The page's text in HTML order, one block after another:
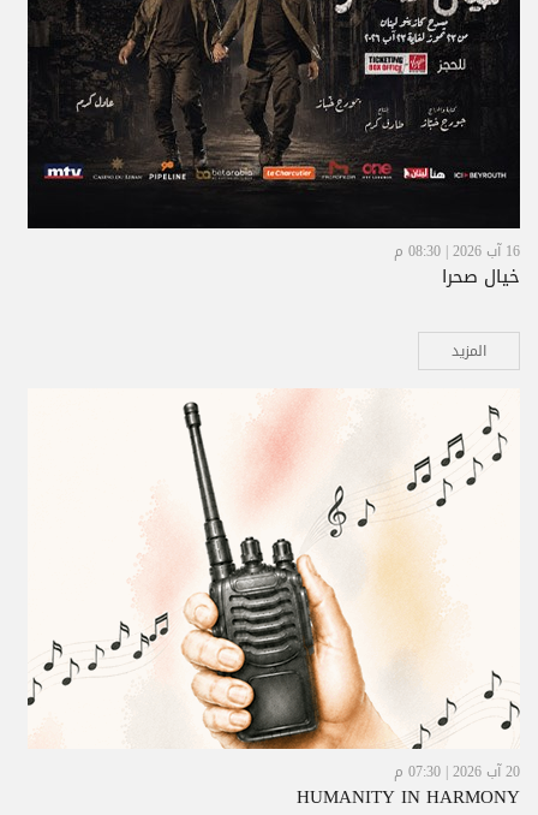
16 آب 2026 | 08:30 م
خيال صحرا
المزيد
20 آب 2026 | 07:30 م
HUMANITY IN HARMONY